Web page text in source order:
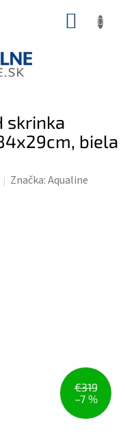
skrinka
biela
Značka:Aqualine
€319
–7 %